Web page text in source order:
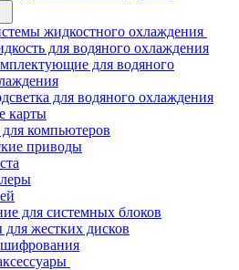
жидкостного охлаждения
для водяного охлаждения
для водяного
для водяного охлаждения
карты
компьютеров
приводы
для системных блоков
жестких дисков